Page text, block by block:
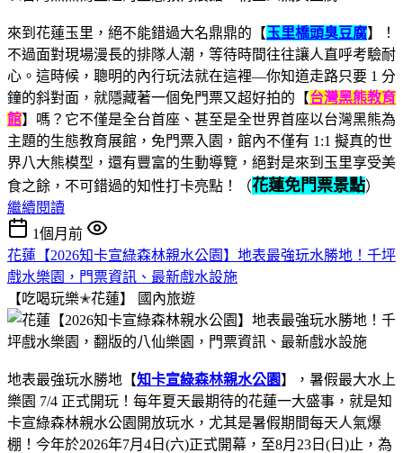
來到花蓮玉里，絕不能錯過大名鼎鼎的【玉里橋頭臭豆腐】！
不過面對現場漫長的排隊人潮，等待時間往往讓人直呼考驗耐
心。這時候，聰明的內行玩法就在這裡—你知道走路只要 1 分
鐘的斜對面，就隱藏著一個免門票又超好拍的【台灣黑熊教育
館】嗎？它不僅是全台首座、甚至是全世界首座以台灣黑熊為
主題的生態教育展館，免門票入園，館內不僅有 1:1 擬真的世
界八大熊模型，還有豐富的生動導覽，絕對是來到玉里享受美
食之餘，不可錯過的知性打卡亮點！（花蓮免門票景點）
繼續閱讀
1個月前
花蓮【2026知卡宣綠森林親水公園】地表最強玩水勝地！千坪
戲水樂園，門票資訊、最新戲水設施
【吃喝玩樂✭花蓮】
國內旅遊
地表最強玩水勝地【知卡宣綠森林親水公園】，暑假最大水上
樂園 7/4 正式開玩！每年夏天最期待的花蓮一大盛事，就是知
卡宣綠森林親水公園開放玩水，尤其是暑假期間每天人氣爆
棚！今年於2026年7月4日(六)正式開幕，至8月23日(日)止，為